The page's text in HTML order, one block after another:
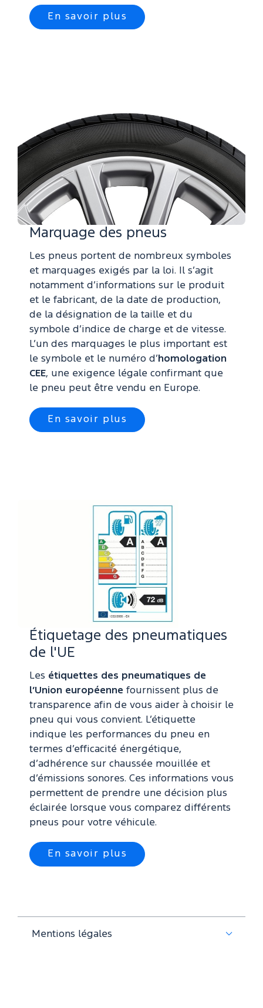
En savoir plus
Marquage des pneus
Les pneus portent de nombreux symboles
et marquages exigés par la loi. Il s’agit
notamment d’informations sur le produit
et le fabricant, de la date de production,
de la désignation de la taille et du
symbole d’indice de charge et de vitesse.
L’un des marquages le plus important est
le symbole et le numéro d’ homologation
CEE, une exigence légale confirmant que
le pneu peut être vendu en Europe.
En savoir plus
Étiquetage des pneumatiques
de l'UE
Les étiquettes des pneumatiques de
l’Union européenne fournissent plus de
transparence afin de vous aider à choisir le
pneu qui vous convient. L’étiquette
indique les performances du pneu en
termes d’efficacité énergétique,
d’adhérence sur chaussée mouillée et
d’émissions sonores. Ces informations vous
permettent de prendre une décision plus
éclairée lorsque vous comparez différents
pneus pour votre véhicule.
En savoir plus
Mentions légales